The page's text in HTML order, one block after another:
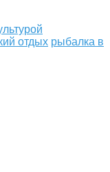
отдых рыбалка в